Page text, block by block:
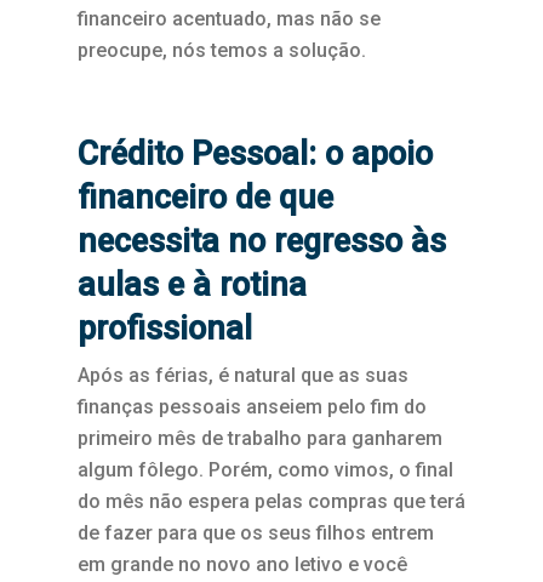
financeiro acentuado, mas não se
preocupe, nós temos a solução.
Crédito Pessoal: o apoio
financeiro de que
necessita no regresso às
aulas e à rotina
profissional
Após as férias, é natural que as suas
finanças pessoais anseiem pelo fim do
primeiro mês de trabalho para ganharem
algum fôlego. Porém, como vimos, o final
do mês não espera pelas compras que terá
de fazer para que os seus filhos entrem
em grande no novo ano letivo e você